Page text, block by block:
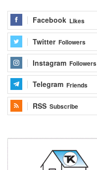
Facebook Likes
Twitter Followers
Instagram Followers
Telegram Friends
RSS Subscribe